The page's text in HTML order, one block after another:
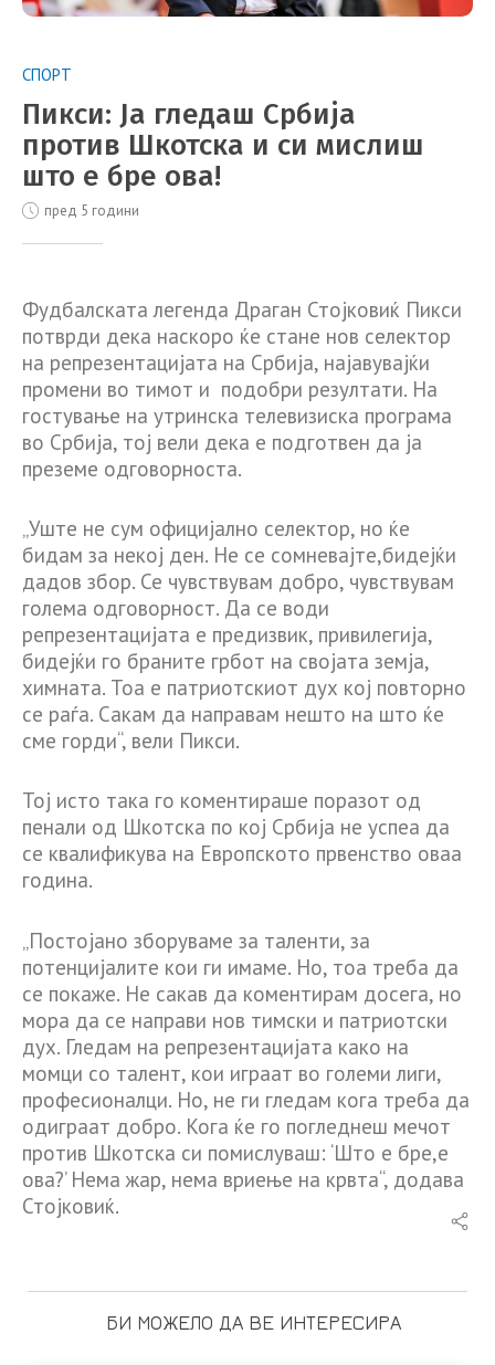
СПОРТ
Пикси: Ја гледаш Србија
против Шкотска и си мислиш
што е бре ова!
пред 5 години
Фудбалската легенда Драган Стојковиќ Пикси
потврди дека наскоро ќе стане нов селектор
на репрезентацијата на Србија, најавувајќи
промени во тимот и подобри резултати. На
гостување на утринска телевизиска програма
во Србија, тој вели дека е подготвен да ја
преземе одговорноста.
„Уште не сум официјално селектор, но ќе
бидам за некој ден. Не се сомневајте,бидејќи
дадов збор. Се чувствувам добро, чувствувам
голема одговорност. Да се води
репрезентацијата е предизвик, привилегија,
бидејќи го браните грбот на својата земја,
химната. Тоа е патриотскиот дух кој повторно
се раѓа. Сакам да направам нешто на што ќе
сме горди“, вели Пикси.
Тој исто така го коментираше поразот од
пенали од Шкотска по кој Србија не успеа да
се квалификува на Европското првенство оваа
година.
„Постојано зборуваме за таленти, за
потенцијалите кои ги имаме. Но, тоа треба да
се покаже. Не сакав да коментирам досега, но
мора да се направи нов тимски и патриотски
дух. Гледам на репрезентацијата како на
момци со талент, кои играат во големи лиги,
професионалци. Но, не ги гледам кога треба да
одиграат добро. Кога ќе го погледнеш мечот
против Шкотска си помислуваш: ‘Што е бре,е
ова?’ Нема жар, нема вриење на крвта“, додава
Стојковиќ.
БИ МОЖЕЛО ДА ВЕ ИНТЕРЕСИРА